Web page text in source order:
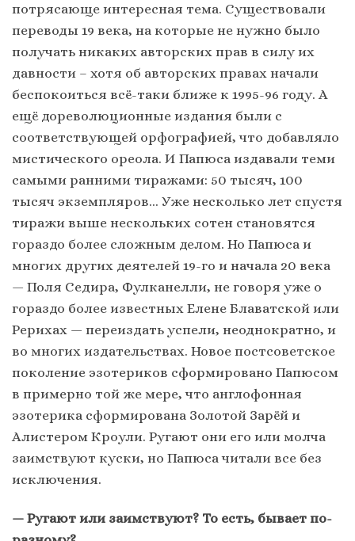
потрясающе интересная тема. Существовали
переводы 19 века, на которые не нужно было
получать никаких авторских прав в силу их
давности – хотя об авторских правах начали
беспокоиться всё-таки ближе к 1995-96 году. А
ещё дореволюционные издания были с
соответствующей орфографией, что добавляло
мистического ореола. И Папюса издавали теми
самыми ранними тиражами: 50 тысяч, 100
тысяч экземпляров… Уже несколько лет спустя
тиражи выше нескольких сотен становятся
гораздо более сложным делом. Но Папюса и
многих других деятелей 19-го и начала 20 века
— Поля Седира, Фулканелли, не говоря уже о
гораздо более известных Елене Блаватской или
Рерихах — переиздать успели, неоднократно, и
во многих издательствах. Новое постсоветское
поколение эзотериков сформировано Папюсом
в примерно той же мере, что англофонная
эзотерика сформирована Золотой Зарёй и
Алистером Кроули. Ругают они его или молча
заимствуют куски, но Папюса читали все без
исключения.
— Ругают или заимствуют? То есть, бывает по-